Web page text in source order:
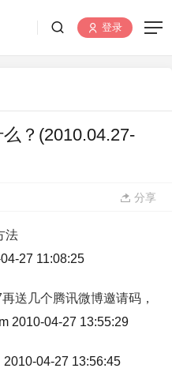
登录
？(2010.04.27-
分享
法
27 11:08:25
送几个腾讯微博邀请码，
2010-04-27 13:55:29
2010-04-27 13:56:45